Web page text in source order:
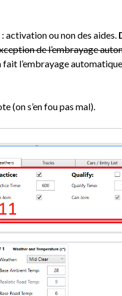
activation ou non des aides.
de l’embrayage
fait l’embrayage
(on s’en fou pas mal).